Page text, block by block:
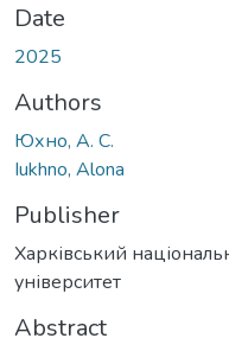
Date
2025
Authors
Юхно, А. С.
Iukhno, Alona
Publisher
Харківський
університет
Abstract